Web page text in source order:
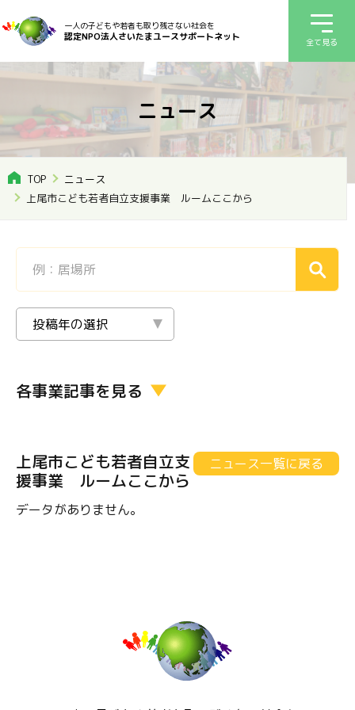
一人の子どもや若者も取り残さない社会を
認定NPO法人さいたまユースサポートネット 全て見る
ニュース
TOP
ニュース
上尾市こども若者自立支援事業 ルームここから
各事業記事を見る
上尾市こども若者自立支
援事業 ルームここから
ニュース一覧に戻る
データがありません。